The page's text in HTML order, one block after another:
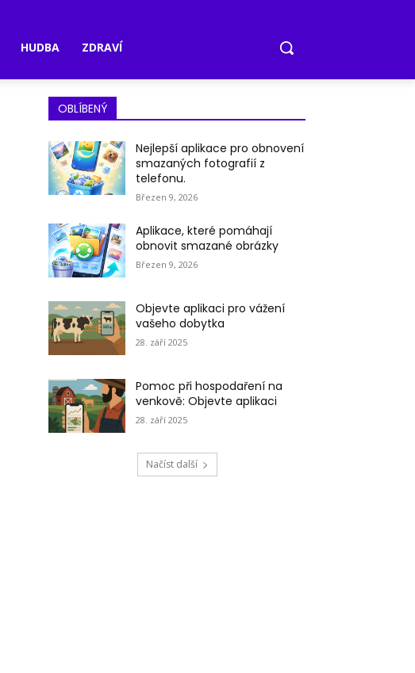
HUDBA ZDRAVÍ
OBLÍBENÝ
Nejlepší aplikace pro obnovení
smazaných fotografií z
telefonu.
Březen 9, 2026
Aplikace, které pomáhají
obnovit smazané obrázky
Březen 9, 2026
Objevte aplikaci pro vážení
vašeho dobytka
28. září 2025
Pomoc při hospodaření na
venkově: Objevte aplikaci
28. září 2025
Načíst další